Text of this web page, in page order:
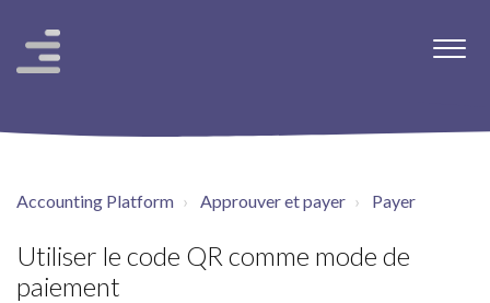
Accounting Platform Approuver et payer Payer
Utiliser le code QR comme mode de
paiement